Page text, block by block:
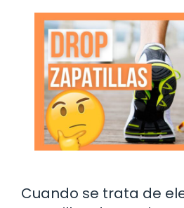
Cuando se trata de